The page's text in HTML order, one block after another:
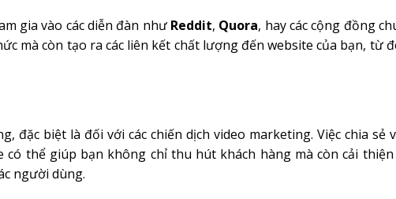
gia vào các diễn đàn như Reddit, Quora, hay các cộng đồng
mà còn tạo ra các liên kết chất lượng đến website của bạn, từ
đặc biệt là đối với các chiến dịch video marketing. Việc chia sẻ
thể giúp bạn không chỉ thu hút khách hàng mà còn cải thiện
người dùng.